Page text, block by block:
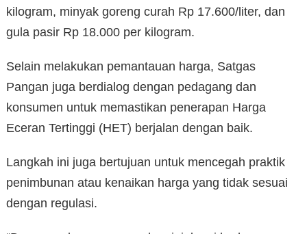
kilogram, minyak goreng curah Rp 17.600/liter, dan
gula pasir Rp 18.000 per kilogram.
Selain melakukan pemantauan harga, Satgas
Pangan juga berdialog dengan pedagang dan
konsumen untuk memastikan penerapan Harga
Eceran Tertinggi (HET) berjalan dengan baik.
Langkah ini juga bertujuan untuk mencegah praktik
penimbunan atau kenaikan harga yang tidak sesuai
dengan regulasi.